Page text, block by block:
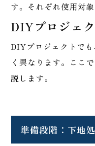
す。それぞれ使用対
DIYプロジェ
DIYプロジェクトで
く異なります。ここ
説します。
準備段階：下地